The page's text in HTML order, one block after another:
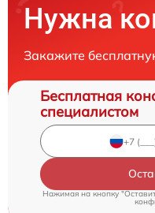
Нужна
Закажите
Бесплатная
специалистом
Нажимая на кнопку